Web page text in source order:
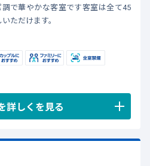
で華やかな客室です客室は全て45
ただけます。
詳しくを見る